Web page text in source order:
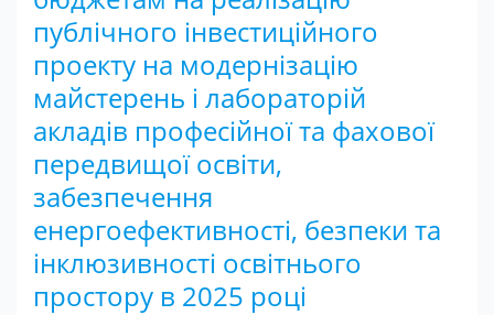
публічного інвестиційного
проекту на модернізацію
майстерень і лабораторій
акладів професійної та фахової
передвищої освіти,
забезпечення
енергоефективності, безпеки та
інклюзивності освітнього
простору в 2025 році